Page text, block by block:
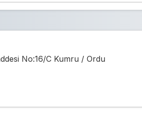
No:16/C Kumru / Ordu